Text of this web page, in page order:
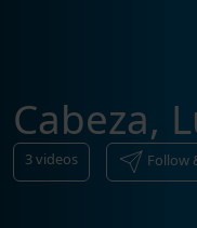
Cabeza,
3videos Follow